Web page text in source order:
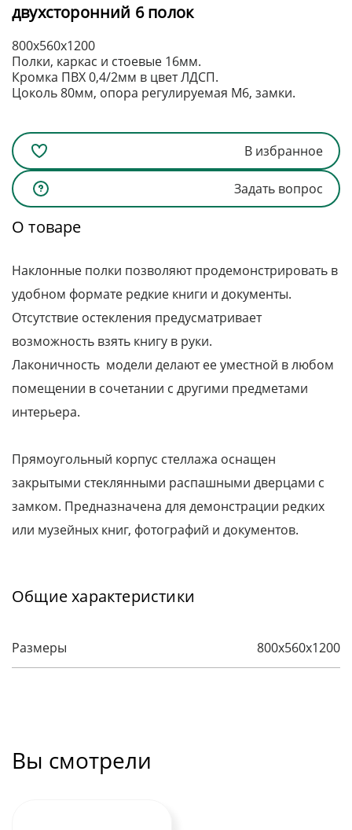
двухсторонний 6 полок
Полки, каркас и стоевые 16мм.
Кромка ПВХ 0,4/2мм в цвет ЛДСП.
Цоколь 80мм, опора регулируемая М6, замки.
800х560х1200
В избранное
Задать вопрос
О товаре
Наклонные полки позволяют продемонстрировать в
удобном формате редкие книги и документы.
Отсутствие остекления предусматривает
возможность взять книгу в руки.
Лаконичность модели делают ее уместной в любом
помещении в сочетании с другими предметами
интерьера.
Прямоугольный корпус стеллажа оснащен
закрытыми стеклянными распашными дверцами с
замком. Предназначена для демонстрации редких
или музейных книг, фотографий и документов.
Общие характеристики
Размеры 800х560х1200
Вы смотрели